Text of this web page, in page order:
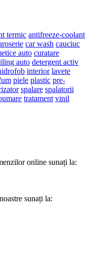
termic antifreeze-coolant
car wash cauciuc
auto curatare
auto detergent activ
interior lavete
piele plastic pre-
spalare spalatorii
tratament vinil
online sunați la:
sunați la: